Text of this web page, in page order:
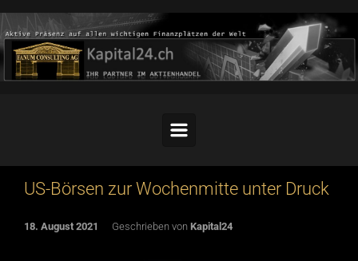
Skip to main content
US-Börsen zur Wochenmitte unter Druck
18. August 2021 Geschrieben von Kapital24